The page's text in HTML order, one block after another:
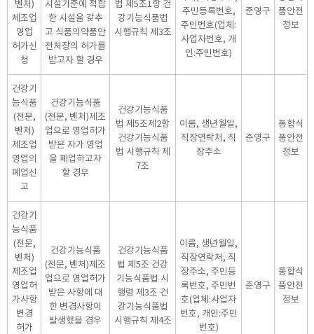
벤처)
제조업
영업
허가신
청
시설기준에 적합
한 시설을 갖추
고 식품의약품안
전처장의 허가를
받고자 할 경우
법 제5조1항 건
강기능식품법
시행규칙 제3조
주민등록번호,
주민번호(업체:
사업자번호, 개
인:주민번호)
준영구
품안전
정보
건강기
능식품
(전문,
벤처)
제조업
영업의
폐업신
고
건강기능식품
(전문, 벤처)제조
업으로 영업허가
받은 자가 영업
을 폐업하고자
할 경우
건강기능식품
법 제5조제2항
건강기능식품
법 시행규칙 제
7조
이름, 생년월일,
직장연락처, 직
장주소
준영구
통합식
품안전
정보
건강기
능식품
(전문,
벤처)
제조업
영업허
가사항
변경
허가
건강기능식품
(전문, 벤처)제조
업으로 영업허가
받은 사항에 대
한 변경사항이
발생했을 경우
건강기능식품
법 제5조 건강
기능식품법 시
행령 제3조 건
강기능식품법
시행규칙 제4조
이름, 생년월일,
직장연락처, 직
장주소, 주민등
록번호, 주민번
호(업체:사업자
번호, 개인:주민
번호)
준영구
통합식
품안전
정보